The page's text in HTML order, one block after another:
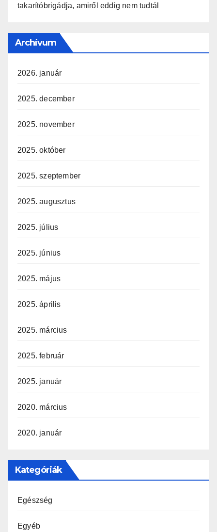
takarítóbrigádja, amiről eddig nem tudtál
Archívum
2026. január
2025. december
2025. november
2025. október
2025. szeptember
2025. augusztus
2025. július
2025. június
2025. május
2025. április
2025. március
2025. február
2025. január
2020. március
2020. január
Kategóriák
Egészség
Egyéb